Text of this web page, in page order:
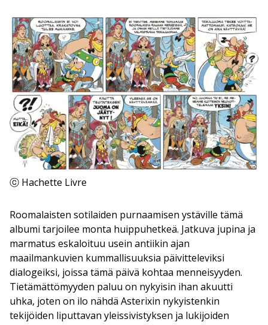
ⓒ Hachette Livre
Roomalaisten sotilaiden purnaamisen ystäville tämä
albumi tarjoilee monta huippuhetkeä. Jatkuva jupina ja
marmatus eskaloituu usein antiikin ajan
maailmankuvien kummallisuuksia päivitteleviksi
dialogeiksi, joissa tämä päivä kohtaa menneisyyden.
Tietämättömyyden paluu on nykyisin ihan akuutti
uhka, joten on ilo nähdä Asterixin nykyistenkin
tekijöiden liputtavan yleissivistyksen ja lukijoiden